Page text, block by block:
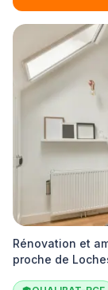
Rénovation et
proche de